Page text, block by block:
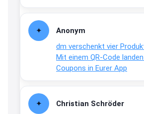
Anonym
dm verschenkt vier
Mit einem QR-Code
Coupons in Eurer App
Christian Schröder
Joachim
www.linda.de/
2:21
↩
Gratis Hitzewarn-